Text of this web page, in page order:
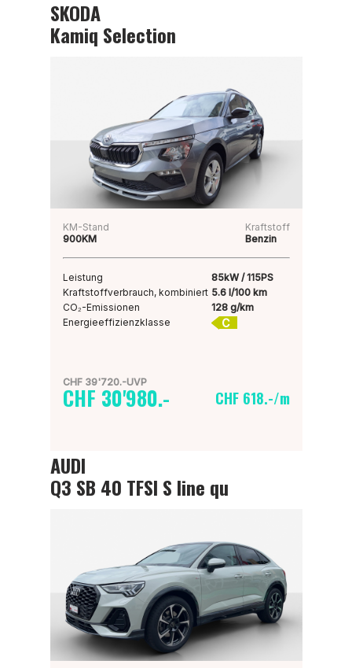
SKODA
Kamiq Selection
KM-Stand
900KM
Kraftstoff
Benzin
Leistung
85kW / 115PS
Kraftstoffverbrauch, kombiniert 5.6 l/100 km
CO₂-Emissionen
128 g/km
Energieeffizienzklasse
C
CHF 39'720.-UVP
CHF 30'980.- CHF 618.-/m
AUDI
Q3 SB 40 TFSI S line qu